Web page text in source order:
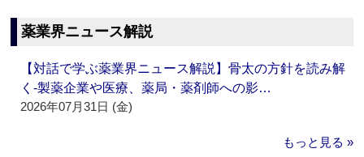
薬業界ニュース解説
【対話で学ぶ薬業界ニュース解説】骨太の方針を読み解
く‐製薬企業や医療、薬局・薬剤師への影…
2026年07月31日 (金)
もっと見る »